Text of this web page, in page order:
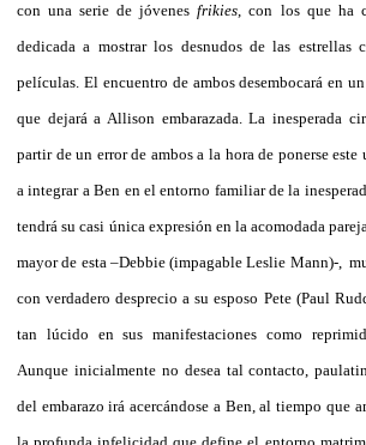
con una serie de jóvenesfrikies , con los que ha
dedicada a mostrar los desnudos de las estrellas
películas. El encuentro de ambos desembocará en
que dejará a Allison embarazada. La inesperada
partir de un error de ambos a la hora de ponerse
a integrar a Ben en el entorno familiar de la
tendrá su casi única expresión en la acomodada
mayor de esta –Debbie (impagable Leslie Mann)-,
con verdadero desprecio a su esposo Pete (Paul
tan lúcido en sus manifestaciones como
Aunque inicialmente no desea tal contacto,
del embarazo irá acercándose a Ben, al tiempo que